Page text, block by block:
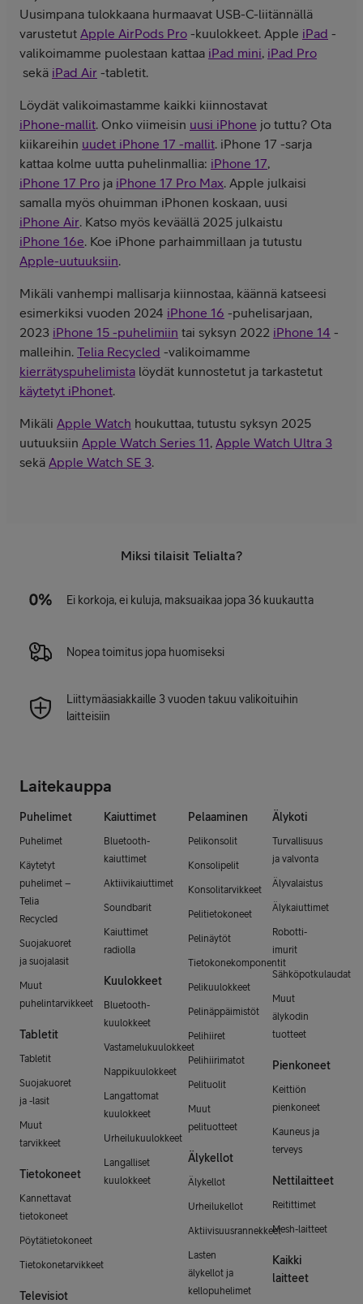
Uusimpana tulokkaana hurmaavat USB-C-liitännällä
varustetut Apple AirPods Pro -kuulokkeet. Apple iPad -
valikoimamme puolestaan kattaa iPad mini, iPad Pro
sekä iPad Air -tabletit.
Löydät valikoimastamme kaikki kiinnostavat
iPhone-mallit. Onko viimeisin uusi iPhone jo tuttu? Ota
kiikareihin uudet iPhone 17 -mallit. iPhone 17 -sarja
kattaa kolme uutta puhelinmallia: iPhone 17,
iPhone 17 Pro ja iPhone 17 Pro Max. Apple julkaisi
samalla myös ohuimman iPhonen koskaan, uusi
iPhone Air. Katso myös keväällä 2025 julkaistu
iPhone 16e. Koe iPhone parhaimmillaan ja tutustu
Apple-uutuuksiin.
Mikäli vanhempi mallisarja kiinnostaa, käännä katseesi
esimerkiksi vuoden 2024 iPhone 16 -puhelisarjaan,
2023 iPhone 15 -puhelimiin tai syksyn 2022 iPhone 14 -
malleihin. Telia Recycled -valikoimamme
kierrätyspuhelimista löydät kunnostetut ja tarkastetut
käytetyt iPhonet.
Mikäli Apple Watch houkuttaa, tutustu syksyn 2025
uutuuksiin Apple Watch Series 11, Apple Watch Ultra 3
sekä Apple Watch SE 3.
Miksi tilaisit Telialta?
Ei korkoja, ei kuluja, maksuaikaa jopa 36 kuukautta
Nopea toimitus jopa huomiseksi
Liittymäasiakkaille 3 vuoden takuu valikoituihin
laitteisiin
Laitekauppa
Puhelimet
Puhelimet
Käytetyt
puhelimet –
Telia
Recycled
Suojakuoret
ja suojalasit
Muut
puhelintarvikkeet
Tabletit
Tabletit
Suojakuoret
ja -lasit
Muut
tarvikkeet
Tietokoneet
Kannettavat
tietokoneet
Pöytätietokoneet
Tietokonetarvikkeet
Televisiot
Kaiuttimet
Bluetooth-
kaiuttimet
Aktiivikaiuttimet
Soundbarit
Kaiuttimet
radiolla
Kuulokkeet
Bluetooth-
kuulokkeet
Vastamelukuulokkeet
Nappikuulokkeet
Langattomat
kuulokkeet
Urheilukuulokkeet
Langalliset
kuulokkeet
Pelaaminen
Pelikonsolit
Konsolipelit
Konsolitarvikkeet
Pelitietokoneet
Pelinäytöt
Tietokonekomponentit
Pelikuulokkeet
Pelinäppäimistöt
Pelihiiret
Pelihiirimatot
Pelituolit
Muut
pelituotteet
Älykellot
Älykellot
Urheilukellot
Aktiivisuusrannekkeet
Lasten
älykellot ja
kellopuhelimet
Älykoti
Turvallisuus
ja valvonta
Älyvalaistus
Älykaiuttimet
Robotti-
imurit
Sähköpotkulaudat
Muut
älykodin
tuotteet
Pienkoneet
Keittiön
pienkoneet
Kauneus ja
terveys
Nettilaitteet
Reitittimet
Mesh-laitteet
Kaikki
laitteet